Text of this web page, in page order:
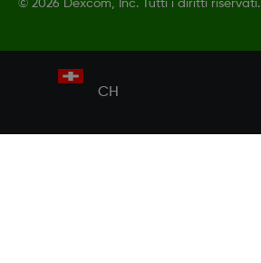
© 2026 Dexcom, Inc. Tutti i diritti riservati.
CH